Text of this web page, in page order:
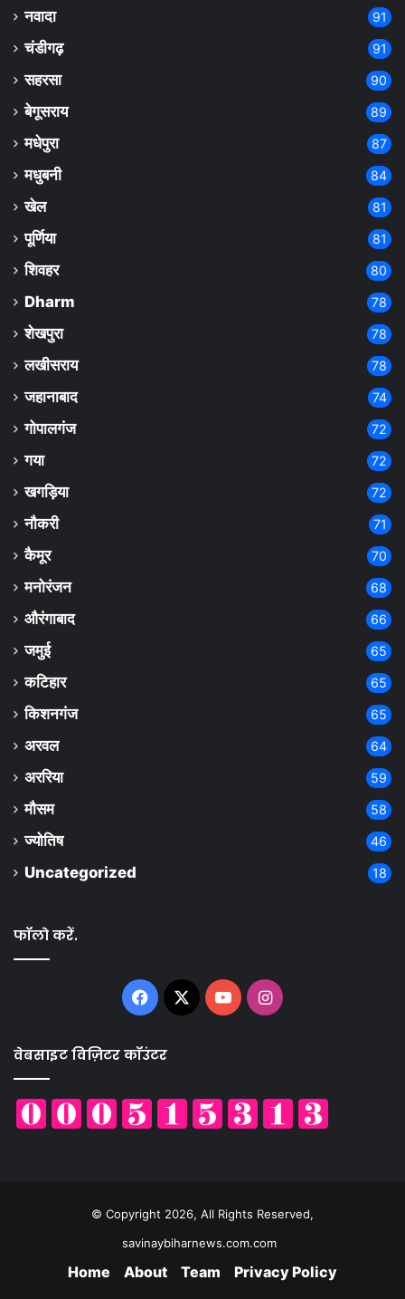
नवादा 91
चंडीगढ़ 91
सहरसा 90
बेगूसराय 89
मधेपुरा 87
मधुबनी 84
खेल 81
पूर्णिया 81
शिवहर 80
Dharm 78
शेखपुरा 78
लखीसराय 78
जहानाबाद 74
गोपालगंज 72
गया 72
खगड़िया 72
नौकरी 71
कैमूर 70
मनोरंजन 68
औरंगाबाद 66
जमुई 65
कटिहार 65
किशनगंज 65
अरवल 64
अररिया 59
मौसम 58
ज्योतिष 46
Uncategorized 18
फॉलो करें.
Facebook
X YouTubeInstagram
वेबसाइट विज़िटर कॉउंटर
© Copyright 2026, All Rights Reserved,
savinaybiharnews.com.com
Home About Team Privacy Policy